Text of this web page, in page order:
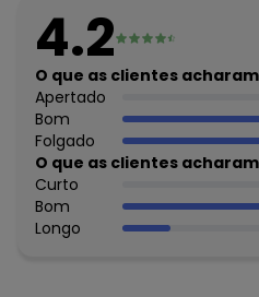
Complemento: Elástico
Tecido: Malha jacquard
Composição: Conforme
Histórico de preços
O preço apresentado abaixo
algum dia do mês, para o
agosto/2026
julho/2026
junho/2026
4.2
O que as clientes
Apertado
Bom
Folgado
O que as clientes
Curto
Bom
Longo